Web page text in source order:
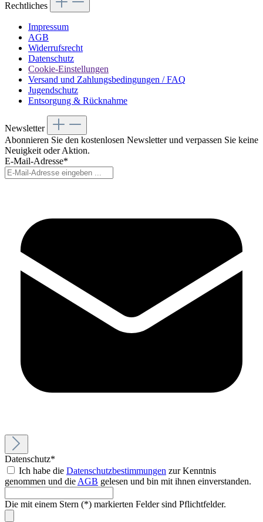
Rechtliches
Impressum
AGB
Widerrufsrecht
Datenschutz
Cookie-Einstellungen
Versand und Zahlungsbedingungen / FAQ
Jugendschutz
Entsorgung & Rücknahme
Newsletter
Abonnieren Sie den kostenlosen Newsletter und verpassen Sie keine
Neuigkeit oder Aktion.
E-Mail-Adresse*
Datenschutz*
Ich habe die Datenschutzbestimmungen zur Kenntnis
genommen und die AGB gelesen und bin mit ihnen einverstanden.
Die mit einem Stern (*) markierten Felder sind Pflichtfelder.